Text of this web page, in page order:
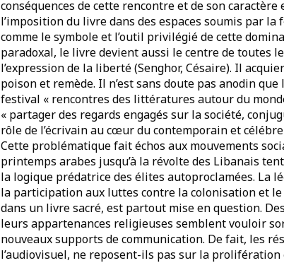
conséquences de cette rencontre et de son
l’imposition du livre dans des espaces soumis par
comme le symbole et l’outil privilégié de cette
paradoxal, le livre devient aussi le centre de toutes
l’expression de la liberté (Senghor, Césaire). Il
poison et remède. Il n’est sans doute pas anodin
festival « rencontres des littératures autour du
« partager des regards engagés sur la société,
rôle de l’écrivain au cœur du contemporain et
Cette problématique fait échos aux mouvements
printemps arabes jusqu’à la révolte des Libanais
la logique prédatrice des élites autoproclamées. La
la participation aux luttes contre la colonisation et
dans un livre sacré, est partout mise en question.
leurs appartenances religieuses semblent vouloir
nouveaux supports de communication. De fait, les
l’audiovisuel, ne reposent-ils pas sur la prolifération